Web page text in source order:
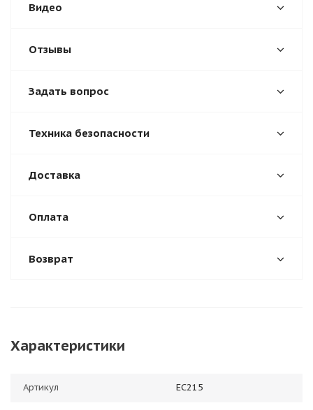
Видео
Отзывы
Задать вопрос
Техника безопасности
Доставка
Оплата
Возврат
Характеристики
Артикул ЕС215